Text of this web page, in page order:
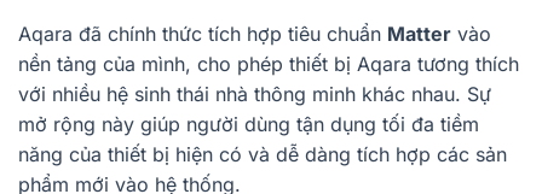
Aqara đã chính thức tích hợp tiêu chuẩn Matter vào
nền tảng của mình, cho phép thiết bị Aqara tương thích
với nhiều hệ sinh thái nhà thông minh khác nhau. Sự
mở rộng này giúp người dùng tận dụng tối đa tiềm
năng của thiết bị hiện có và dễ dàng tích hợp các sản
phẩm mới vào hệ thống.